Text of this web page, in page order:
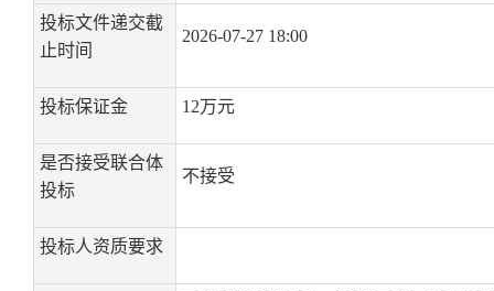
投标文件递交截
止时间
2026-07-27 18:00
投标保证金 12万元
是否接受联合体
投标
不接受
投标人资质要求